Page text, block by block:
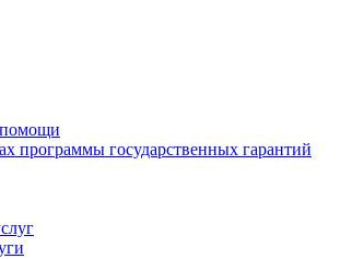
программы государственных гарантий